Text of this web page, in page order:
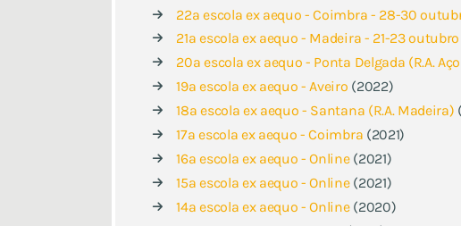
22ª escola ex aequo - Coimbra - 28-30
21ª escola ex aequo - Madeira - 21-23 outubro
20ª escola ex aequo - Ponta Delgada (R.A.
19ª escola ex aequo - Aveiro (2022)
18ª escola ex aequo - Santana (R.A. Madeira)
17ª escola ex aequo - Coimbra (2021)
16ª escola ex aequo - Online(2021)
15ª escola ex aequo - Online(2021)
14ª escola ex aequo - Online(2020)